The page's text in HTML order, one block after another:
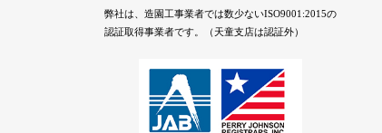
弊社は、造園工事業者では数少ないISO9001:2015の
認証取得事業者です。（天童支店は認証外）